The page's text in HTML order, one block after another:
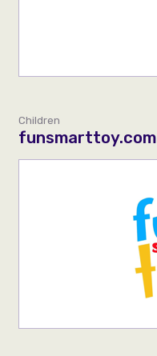
Children
funsmarttoy.com